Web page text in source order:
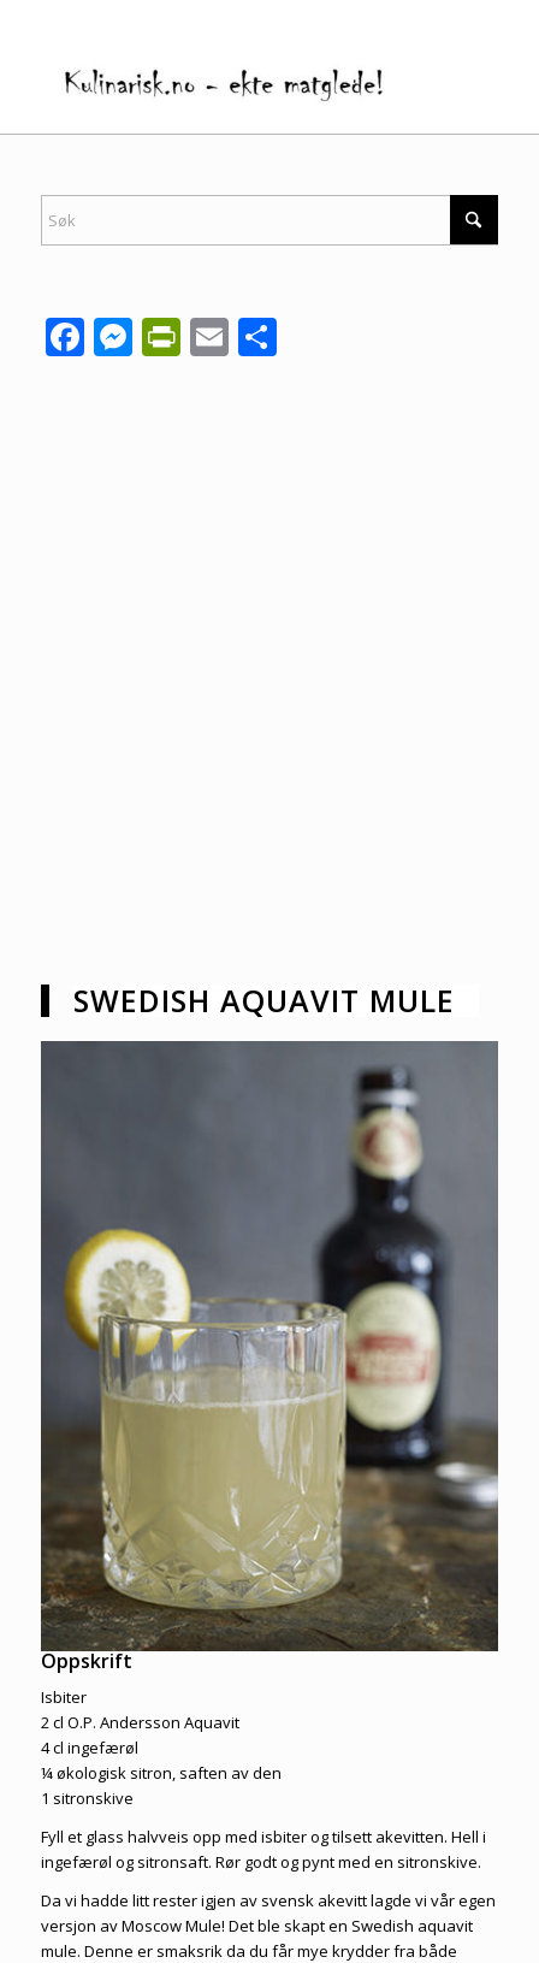
Facebook
Messenger
PrintFriendly
EmailShare
SWEDISH AQUAVIT MULE
Oppskrift
Isbiter
2 cl O.P. Andersson Aquavit
4 cl ingefærøl
¼ økologisk sitron, saften av den
1 sitronskive
Fyll et glass halvveis opp med isbiter og tilsett akevitten. Hell i
ingefærøl og sitronsaft. Rør godt og pynt med en sitronskive.
Da vi hadde litt rester igjen av svensk akevitt lagde vi vår egen
versjon av Moscow Mule! Det ble skapt en Swedish aquavit
mule. Denne er smaksrik da du får mye krydder fra både